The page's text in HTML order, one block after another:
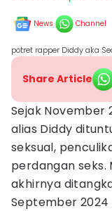
News Channel
potret rapper Diddy aka
Share Article
Sejak November
alias Diddy
seksual,
perdangan seks.
akhirnya
September 2024